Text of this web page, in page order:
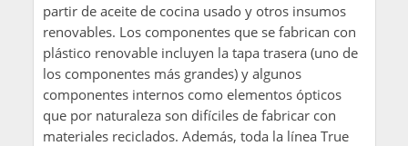
partir de aceite de cocina usado y otros insumos
renovables. Los componentes que se fabrican con
plástico renovable incluyen la tapa trasera (uno de
los componentes más grandes) y algunos
componentes internos como elementos ópticos
que por naturaleza son difíciles de fabricar con
materiales reciclados. Además, toda la línea True